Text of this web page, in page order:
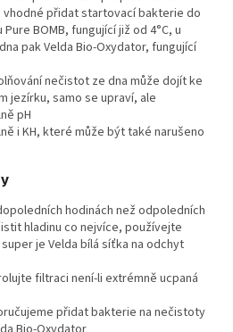
vhodné přidat startovací bakterie do
BOMB, fungující již od 4°C, u
pak Velda Bio-Oxydator, fungující
nečistot ze dna může dojít ke
jezírku, samo se upraví, ale
pH
i KH, které může být také narušeno
hodinách než odpoledních
hladinu co nejvíce, používejte
je Velda bílá síťka na odchyt
filtraci není-li extrémně ucpaná
přidat bakterie na nečistoty